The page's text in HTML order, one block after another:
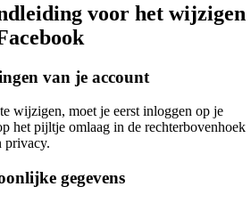
voor het wijzigen
van je account
wijzigen, moet je eerst inloggen op je
het pijltje omlaag in de rechterbovenhoek
privacy.
gegevens